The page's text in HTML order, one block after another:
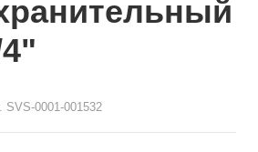
SVS-0001-001532